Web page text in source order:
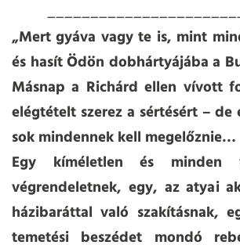
„Mert gyáva vagy te is, mint
és hasít Ödön dobhártyájába a
Másnap a Richárd ellen vívott
elégtételt szerez a sértésért –
sok mindennek kell megelőznie…
Egy kíméletlen és minden
végrendeletnek, egy, az atyai
házibaráttal való szakításnak,
temetési beszédet mondó